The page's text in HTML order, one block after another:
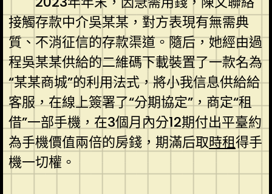
接觸存款中介吳某某，對方表現有無需典
質、不消征信的存款渠道。隨后，她經由過
程吳某某供給的二維碼下載裝置了一款名為
“某某商城”的利用法式，將小我信息供給給
客服，在線上簽署了“分期協定”，商定“租
借”一部手機，在3個月內分12期付出平臺約
為手機價值兩倍的房錢，期滿后取時租得手
機一切權。